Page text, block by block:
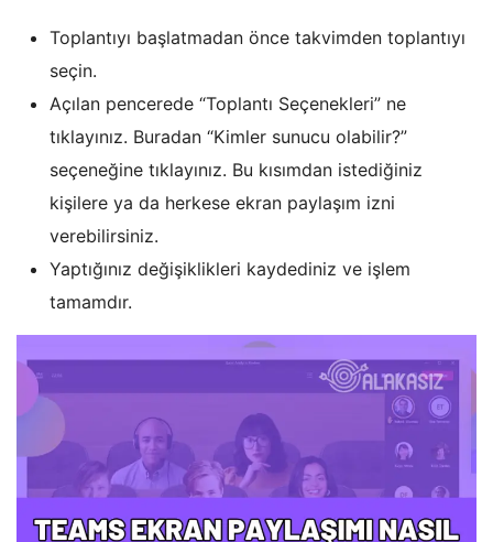
Toplantıyı başlatmadan önce takvimden toplantıyı
seçin.
Açılan pencerede “Toplantı Seçenekleri” ne
tıklayınız. Buradan “Kimler sunucu olabilir?”
seçeneğine tıklayınız. Bu kısımdan istediğiniz
kişilere ya da herkese ekran paylaşım izni
verebilirsiniz.
Yaptığınız değişiklikleri kaydediniz ve işlem
tamamdır.